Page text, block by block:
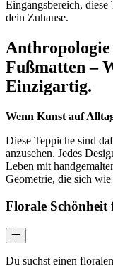
Eingangsbereich,
dein Zuhause.
Fußmatten –
Einzigartig.
Wenn Kunst auf
Diese Teppiche sind
anzusehen. Jedes
Leben mit
Geometrie, die sich
Florale
Du suchst einen